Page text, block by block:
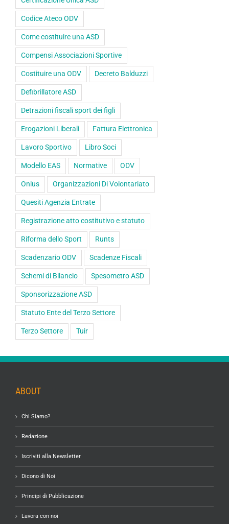
Codice Ateco ODV
Come costituire una ASD
Compensi Associazioni Sportive
Costituire una ODV Decreto Balduzzi
Defibrillatore ASD
Detrazioni fiscali sport dei figli
Erogazioni Liberali Fattura Elettronica
Lavoro Sportivo Libro Soci
Modello EAS Normative ODV
Onlus Organizzazioni Di Volontariato
Quesiti Agenzia Entrate
Registrazione atto costitutivo e statuto
Riforma dello Sport Runts
Scadenzario ODV Scadenze Fiscali
Schemi di Bilancio Spesometro ASD
Sponsorizzazione ASD
Statuto Ente del Terzo Settore
Terzo Settore Tuir
ABOUT
Chi Siamo?
Redazione
Iscriviti alla Newsletter
Dicono di Noi
Principi di Pubblicazione
Lavora con noi